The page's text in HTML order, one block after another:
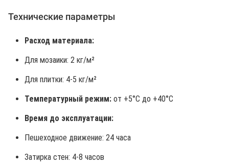
Технические параметры
Расход материала:
Для мозаики: 2 кг/м²
Для плитки: 4-5 кг/м²
Температурный режим: от +5°C до +40°C
Время до эксплуатации:
Пешеходное движение: 24 часа
Затирка стен: 4-8 часов